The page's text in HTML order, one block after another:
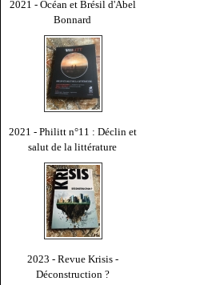
2021 - Océan et Brésil d'Abel
Bonnard
2021 - Philitt n°11 : Déclin et
salut de la littérature
2023 - Revue Krisis -
Déconstruction ?